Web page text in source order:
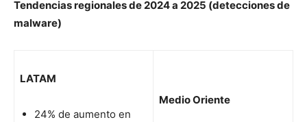
Tendencias regionales de 2024 a 2025 (detecciones de
malware)
LATAM
24% de aumento en
Medio Oriente